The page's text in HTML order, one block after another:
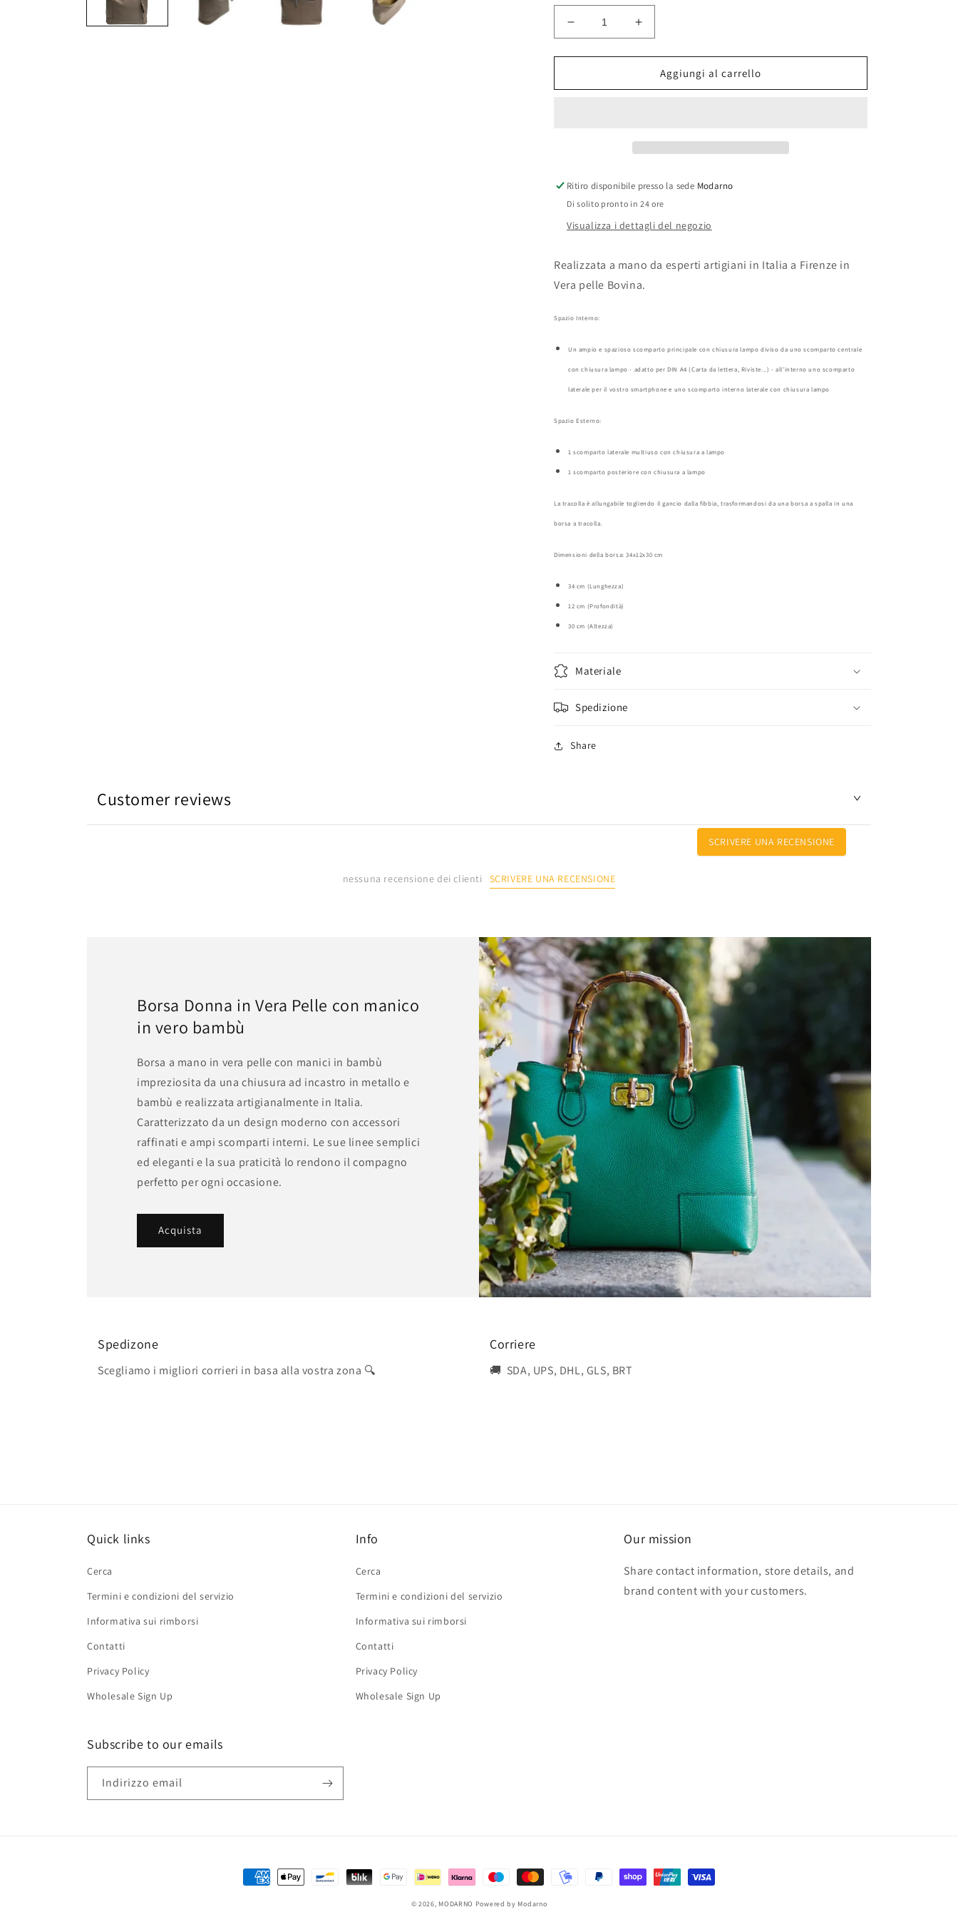
Diminuisci
quantità
per
Borsa
pelle,
Borsa
Tote,
Aumenta
quantità
per
Modarno
Borsa
pelle,
Borsa
Tote,
Aggiungi al carrello
Ritiro disponibile presso la sede Modarno
Di solito pronto in 24 ore
Visualizza i dettagli del negozio
Realizzata a mano da esperti artigiani in Italia a Firenze in
Vera pelle Bovina.
Spazio Interno:
Un ampio e spazioso scomparto principale con chiusura lampo diviso da uno scomparto centrale
con chiusura lampo - adatto per DIN A4 (Carta da lettera, Riviste...) - all'interno uno scomparto
laterale per il vostro smartphone e uno scomparto interno laterale con chiusura lampo
Spazio Esterno:
1 scomparto laterale multiuso con chiusura a lampo
1 scomparto posteriore con chiusura a lampo
La tracolla è allungabile togliendo il gancio dalla fibbia, trasformandosi da una borsa a spalla in una
borsa a tracolla.
Dimensioni della borsa: 34x12x30 cm
34 cm (Lunghezza)
12 cm (Profondità)
30 cm (Altezza)
Materiale
Spedizione
Share
Customer reviews
SCRIVERE UNA RECENSIONE
nessuna recensione dei clienti SCRIVERE UNA RECENSIONE
Borsa Donna in Vera Pelle con manico
in vero bambù
Borsa a mano in vera pelle con manici in bambù
impreziosita da una chiusura ad incastro in metallo e
bambù e realizzata artigianalmente in Italia.
Caratterizzato da un design moderno con accessori
raffinati e ampi scomparti interni. Le sue linee semplici
ed eleganti e la sua praticità lo rendono il compagno
perfetto per ogni occasione.
Acquista
Spedizone
Scegliamo i migliori corrieri in basa alla vostra zona 🔍
Corriere
🚚 SDA, UPS, DHL, GLS, BRT
Quick links
Cerca
Termini e condizioni del servizio
Informativa sui rimborsi
Contatti
Privacy Policy
Wholesale Sign Up
Info
Cerca
Termini e condizioni del servizio
Informativa sui rimborsi
Contatti
Privacy Policy
Wholesale Sign Up
Our mission
Share contact information, store details, and
brand content with your customers.
Subscribe to our emails
Indirizzo email
Metodi
© 2026, MODARNO Powered by Modarno